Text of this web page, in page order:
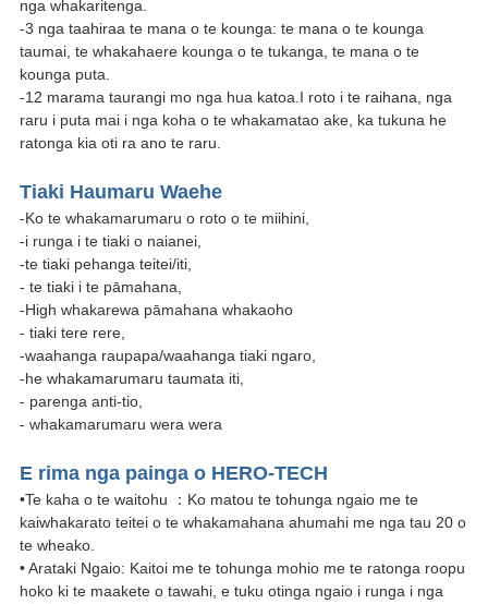
nga whakaritenga.
-3 nga taahiraa te mana o te kounga: te mana o te kounga
taumai, te whakahaere kounga o te tukanga, te mana o te
kounga puta.
-12 marama taurangi mo nga hua katoa.I roto i te raihana, nga
raru i puta mai i nga koha o te whakamatao ake, ka tukuna he
ratonga kia oti ra ano te raru.
Tiaki Haumaru Waehe
-Ko te whakamarumaru o roto o te miihini,
-i runga i te tiaki o naianei,
-te tiaki pehanga teitei/iti,
- te tiaki i te pāmahana,
-High whakarewa pāmahana whakaoho
- tiaki tere rere,
-waahanga raupapa/waahanga tiaki ngaro,
-he whakamarumaru taumata iti,
- parenga anti-tio,
- whakamarumaru wera wera
E rima nga painga o HERO-TECH
•Te kaha o te waitohu ：Ko matou te tohunga ngaio me te
kaiwhakarato teitei o te whakamahana ahumahi me nga tau 20 o
te wheako.
• Arataki Ngaio: Kaitoi me te tohunga mohio me te ratonga roopu
hoko ki te maakete o tawahi, e tuku otinga ngaio i runga i nga